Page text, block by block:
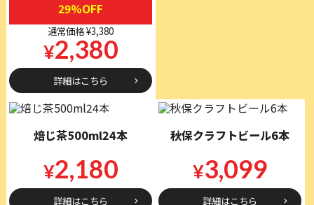
29%OFF
通常価格 ¥3,380
¥2,380
詳細はこちら
焙じ茶500ml24本
¥2,180
詳細はこちら
秋保クラフトビール6本
¥3,099
詳細はこちら